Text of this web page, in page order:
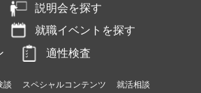
説明会を探す
就職イベントを探す
適性検査
談 スペシャルコンテンツ
就活相談